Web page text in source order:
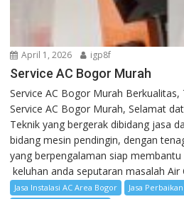
April 1, 2026 igp8f
Service AC Bogor Murah
Service AC Bogor Murah
Service AC Bogor Murah, Selamat
Teknik yang bergerak dibidang jasa
bidang mesin pendingin, dengan
yang berpengalaman siap
keluhan anda seputaran masalah Air
Jasa Instalasi AC Area Bogor
Jasa